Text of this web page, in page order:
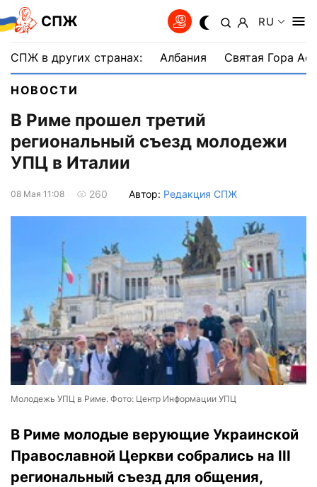
СПЖ RU
СПЖ в других странах: Албания Святая Гора
НОВОСТИ
В Риме прошел третий
региональный съезд молодежи
УПЦ в Италии
08 Мая 11:08 260 Автор: Редакция СПЖ
Молодежь УПЦ в Риме. Фото: Центр Информации УПЦ
В Риме молодые верующие Украинской
Православной Церкви собрались на III
региональный съезд для общения,